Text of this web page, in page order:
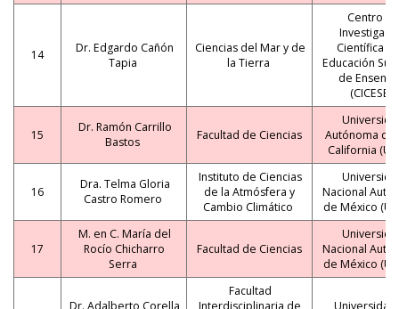
14
Dr. Edgardo Cañón
Tapia
Ciencias del Mar y de
la Tierra
Centro de
Científica y
Educación
de
(CICESE)
15
Dr. Ramón Carrillo
Bastos
Facultad de Ciencias
Autónoma de
California
16
Dra. Telma Gloria
Castro Romero
Instituto de Ciencias
de la Atmósfera y
Cambio Climático
Nacional
de México
17
M. en C. María del
Rocío Chicharro
Serra
Facultad de Ciencias
Nacional
de México
Facultad